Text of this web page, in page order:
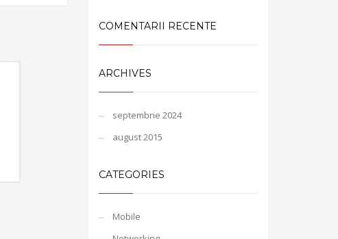
COMENTARII RECENTE
ARCHIVES
septembrie 2024
august 2015
CATEGORIES
Mobile